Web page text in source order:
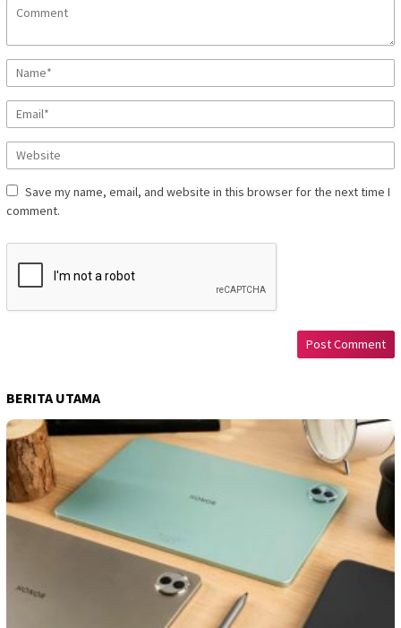
Save my name, email, and website in this browser for the next time I
comment.
BERITA UTAMA